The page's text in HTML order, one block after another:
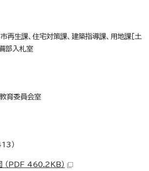
再生課、住宅対策課、建築指導課、用地課［土
部入札室
育委員会室
）
（PDF 460.2KB）